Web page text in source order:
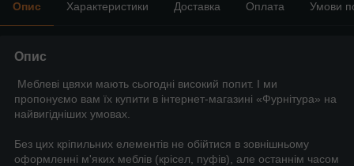
Опис Характеристики Доставка Оплата Умови
Опис
Меблеві цвяхи мають сьогодні високий попит. І ми
пропонуємо вам їх купити в інтернет-магазині «Фурнітура» на
найвигідніших умовах.
Без цих кріпильних елементів не обійтися в зовнішньому
оформленні м'яких меблів (крісел, пуфів), але останнім часом